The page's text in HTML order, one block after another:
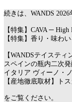
続きは、WANDS
【特集】CAVA ─
【特集】香り・味わ
【WANDSテイスティ
スペインの瓶内二次
イタリア ヴィーノ・
【産地徹底取材】ト
をご覧ください。